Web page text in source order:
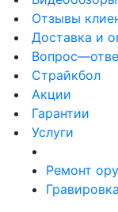
Отзывы
Доставка и
Страйкбол
Акции
Гарантии
Услуги
Ремонт